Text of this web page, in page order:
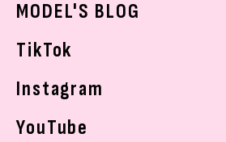
MODEL'S BLOG
TikTok
Instagram
YouTube